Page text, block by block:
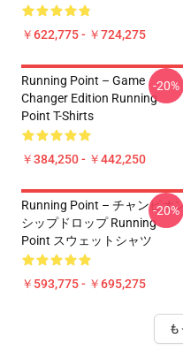
￥622,775 - ￥724,275
Running Point – Game
Changer Edition Running
Point T-Shirts
￥384,250 - ￥442,250
-20%
Running Point – チャンピオ
シップドロップ Running
Point スウェットシャツ
￥593,775 - ￥695,275
-20%